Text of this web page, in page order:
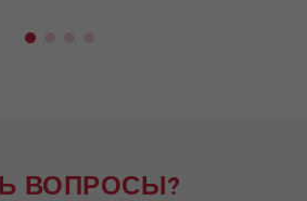
ВОПРОСЫ?